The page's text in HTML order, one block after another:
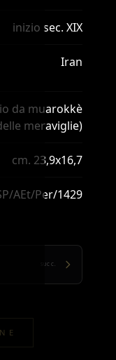
inizio sec. XIX
Iran
da muarokkè
meraviglie)
cm. 23,9x16,7
AEt/Per/1429
SUCC.